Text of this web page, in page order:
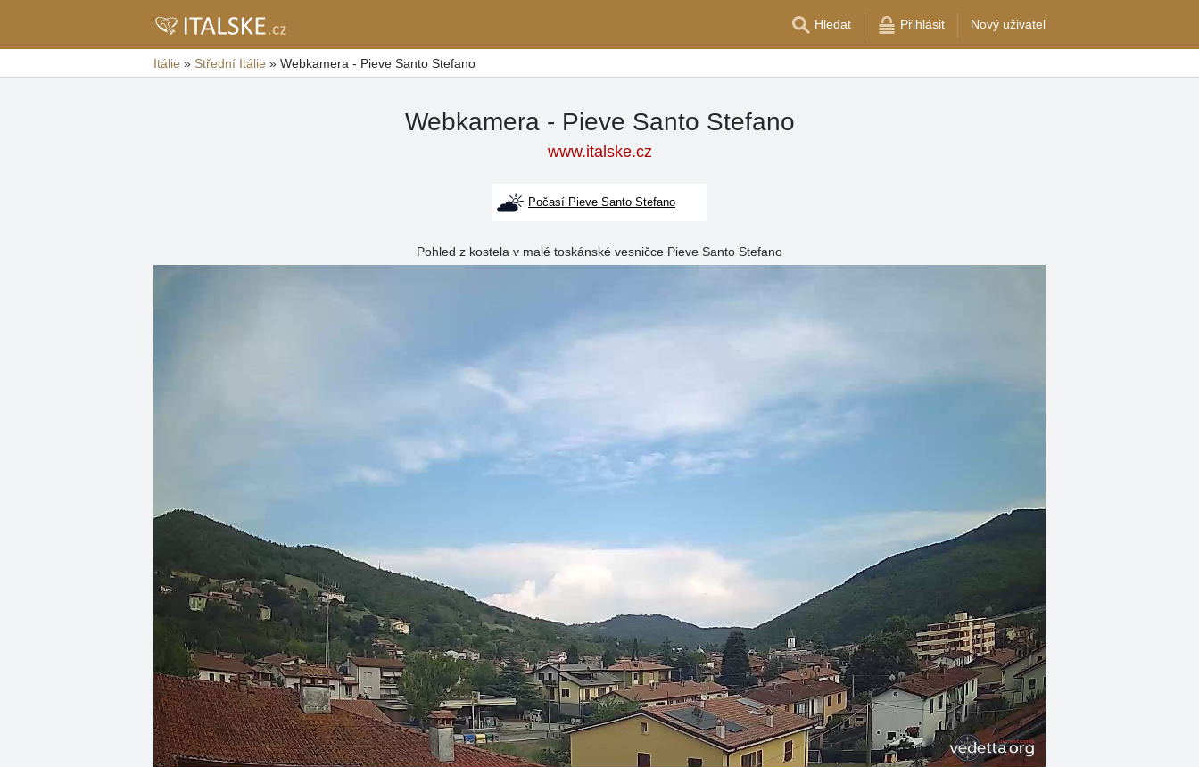
Hledat Přihlásit Nový uživatel
Itálie » Střední Itálie » Webkamera - Pieve Santo Stefano
Webkamera - Pieve Santo Stefano
www.italske.cz
Počasí Pieve Santo Stefano
Pohled z kostela v malé toskánské vesničce Pieve Santo Stefano